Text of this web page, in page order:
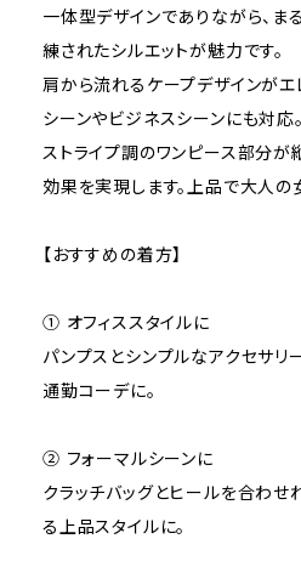
一体型デザインでありながら、ま
練されたシルエットが魅力です。
肩から流れるケープデザインがエ
シーンやビジネスシーンにも対応。
ストライプ調のワンピース部分が
効果を実現します。上品で大人の
【おすすめの着方】
① オフィススタイルに
パンプスとシンプルなアクセサリ
通勤コーデに。
➁ フォーマルシーンに
クラッチバッグとヒールを合わせ
る上品スタイルに。